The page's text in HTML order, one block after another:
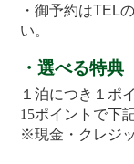
・御予約はTEL
い。
・選べる特
１泊につき１ポ
15ポイントで下
※現金・クレジ